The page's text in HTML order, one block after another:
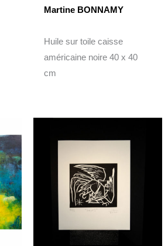
Martine BONNAMY
Huile sur toile caisse
américaine noire 40 x 40
cm